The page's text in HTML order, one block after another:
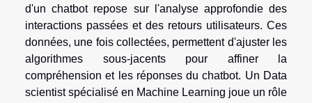
d'un chatbot repose sur l'analyse approfondie des
interactions passées et des retours utilisateurs. Ces
données, une fois collectées, permettent d'ajuster les
algorithmes sous-jacents pour affiner la
compréhension et les réponses du chatbot. Un Data
scientist spécialisé en Machine Learning joue un rôle